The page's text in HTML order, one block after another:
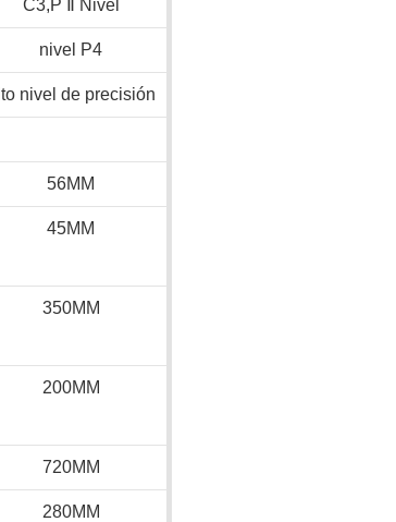
C3,P Nivel
nivel P4
nivel de precisión
56MM
45MM
350MM
200MM
720MM
280MM